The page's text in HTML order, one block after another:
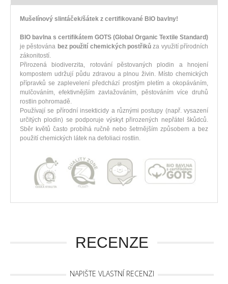
Mušelínový slintáček/šátek z certifikované BIO bavlny!
BIO bavlna s certifikátem GOTS (Global Organic Textile Standard)
je pěstována bez použití chemických postřikůza využití přírodních
zákonitostí.
Přirozená biodiverzita, rotování pěstovaných plodin a hnojení
kompostem udržují půdu zdravou a plnou živin. Místo chemických
přípravků se zaplevelení předchází prostým pletím a okopáváním,
mulčováním, efektivnějším zavlažováním, pěstováním více druhů
rostlin pohromadě.
Používají se přírodní insekticidy a různými postupy (např. vysazení
určitých plodin) se podporuje výskyt přirozených nepřátel škůdců.
Sběr květů často probíhá ručně nebo šetrnějším způsobem a bez
použití chemických látek na defoliaci rostlin.
RECENZE
NAPIŠTE VLASTNÍ RECENZI